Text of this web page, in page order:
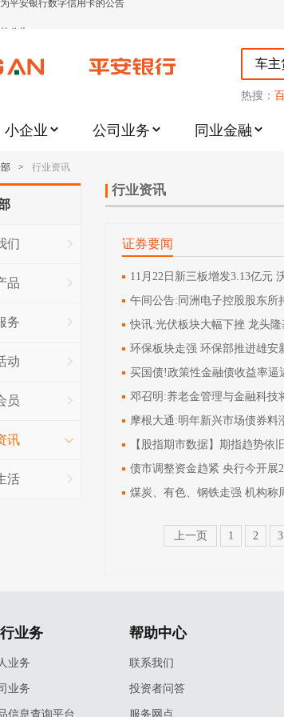
贵金属交易协议书》的公告
的通知
业务调整合约保证金比例和涨跌幅度限制的通知
的提示
平安银行数字信用卡的公告
热搜：
小企业 公司业务 同业金融
> 行业资讯
们
品
务
动
员
讯
活
行业资讯
证券要闻
11月22日新三板增发3.13亿元
午间公告:同洲电子控股股东所
快讯:光伏板块大幅下挫 龙头
环保板块走强 环保部推进雄安
买国债!政策性金融债收益率逼
邓召明:养老金管理与金融科技
摩根大通:明年新兴市场债券料
【股指期市数据】期指趋势依
债市调整资金趋紧 央行今开展
煤炭、有色、钢铁走强 机构称
上一页 1 2 3
业务
业务
业务
信息查询平台
帮助中心
联系我们
投资者问答
服务网点